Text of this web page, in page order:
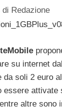
di Redazione
su internet
da soli 2 euro
essere attivate
altre sono